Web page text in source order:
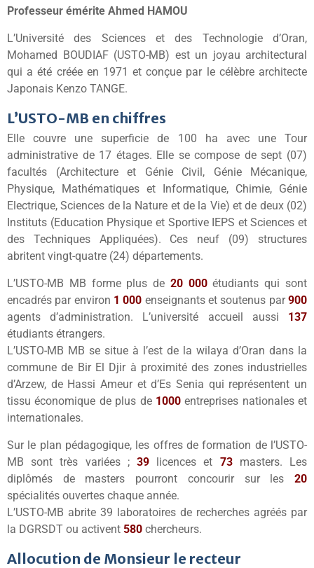
Professeur émérite Ahmed HAMOU
L’Université des Sciences et des Technologie d’Oran,
Mohamed BOUDIAF (USTO-MB) est un joyau architectural
qui a été créée en 1971 et conçue par le célèbre architecte
Japonais Kenzo TANGE.
L’USTO-MB en chiffres
Elle couvre une superficie de 100 ha avec une Tour
administrative de 17 étages. Elle se compose de sept (07)
facultés (Architecture et Génie Civil, Génie Mécanique,
Physique, Mathématiques et Informatique, Chimie, Génie
Electrique, Sciences de la Nature et de la Vie) et de deux (02)
Instituts (Education Physique et Sportive IEPS et Sciences et
des Techniques Appliquées). Ces neuf (09) structures
abritent vingt-quatre (24) départements.
L’USTO-MB MB forme plus de 20 000étudiants qui sont
encadrés par environ 1 000 enseignants et soutenus par900
agents d’administration. L’université accueil aussi 137
étudiants étrangers.
L’USTO-MB MB se situe à l’est de la wilaya d’Oran dans la
commune de Bir El Djir à proximité des zones industrielles
d’Arzew, de Hassi Ameur et d’Es Senia qui représentent un
tissu économique de plus de 1000entreprises nationales et
internationales.
Sur le plan pédagogique, les offres de formation de l’USTO-
MB sont très variées ; 39 licences et 73masters. Les
diplômés de masters pourront concourir sur les 20
spécialités ouvertes chaque année.
L’USTO-MB abrite 39 laboratoires de recherches agréés par
la DGRSDT ou activent 580 chercheurs.
Allocution de Monsieur le recteur